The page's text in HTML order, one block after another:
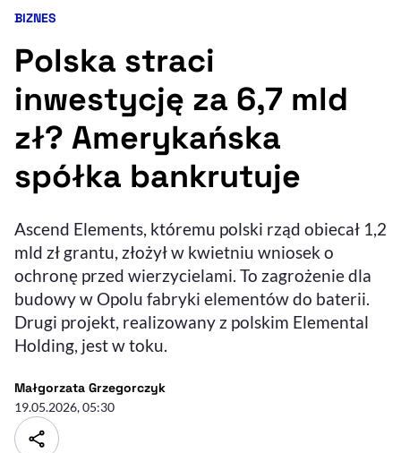
Ułatwienia dostępności wspierają:
Sprawdź, jak i dlaczego zwiększamy dostępność , otwiera się w nowym
Deklaracja dostępności, otwiera się w nowym oknie
Zgłoś problem
Kategoria artykułu:
BIZNES
Polska straci
inwestycję za 6,7 mld
zł? Amerykańska
spółka bankrutuje
Ascend Elements, któremu polski rząd obiecał 1,2
mld zł grantu, złożył w kwietniu wniosek o
ochronę przed wierzycielami. To zagrożenie dla
budowy w Opolu fabryki elementów do baterii.
Drugi projekt, realizowany z polskim Elemental
Holding, jest w toku.
Małgorzata Grzegorczyk- autor artykułu - profil
19.05.2026, 05:30